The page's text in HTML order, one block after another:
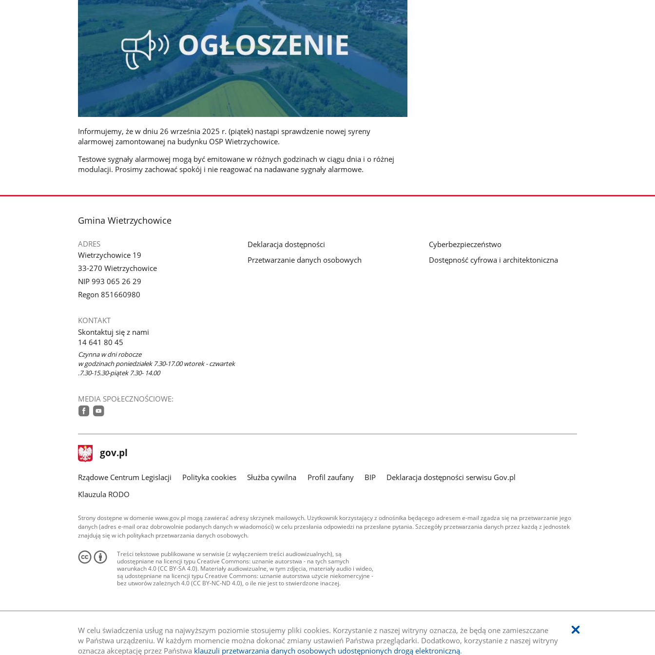
W celu świadczenia usług na najwyższym poziomie stosujemy pliki cookies. Korzystanie z naszej witryny oznacza, że będą one zamieszczane
w Państwa urządzeniu. W każdym momencie można dokonać zmiany ustawień Państwa przeglądarki. Dodatkowo, korzystanie z naszej witryny
oznacza akceptację przez Państwa klauzuli przetwarzania danych osobowych udostępnionych drogą elektroniczną.
Informujemy, że w dniu 26 września 2025 r. (piątek) nastąpi sprawdzenie nowej syreny
alarmowej zamontowanej na budynku OSP Wietrzychowice.
Testowe sygnały alarmowej mogą być emitowane w różnych godzinach w ciągu dnia i o różnej
modulacji. Prosimy zachować spokój i nie reagować na nadawane sygnały alarmowe.
stopka
Gmina Wietrzychowice
ADRES
Wietrzychowice 19
33-270 Wietrzychowice
NIP 993 065 26 29
Regon 851660980
KONTAKT
Skontaktuj się z nami
14 641 80 45
Czynna w dni robocze
w godzinach poniedziałek 7.30-17.00 wtorek - czwartek
.7.30-15.30-piątek 7.30- 14.00
MEDIA SPOŁECZNOŚCIOWE:
Deklaracja dostępności
Przetwarzanie danych osobowych
Cyberbezpieczeństwo
Dostępność cyfrowa i architektoniczna
stopka
gov.pl Strona
gov.pl
Rządowe Centrum Legislacji Polityka cookies Służba cywilna Profil zaufany BIP
Deklaracja dostępności serwisu Gov.pl
Klauzula RODO
Strony dostępne w domenie www.gov.pl mogą zawierać adresy skrzynek mailowych. Użytkownik korzystający z odnośnika będącego adresem e-mail zgadza się na przetwarzanie jego
danych (adres e-mail oraz dobrowolnie podanych danych w wiadomości) w celu przesłania odpowiedzi na przesłane pytania. Szczegóły przetwarzania danych przez każdą z jednostek
znajdują się w ich politykach przetwarzania danych osobowych.
Treści tekstowe publikowane w serwisie (z wyłączeniem treści audiowizualnych), są
udostępniane na licencji typu Creative Commons: uznanie autorstwa - na tych samych
warunkach 4.0 (CC BY-SA 4.0). Materiały audiowizualne, w tym zdjęcia, materiały audio i wideo,
są udostępniane na licencji typu Creative Commons: uznanie autorstwa użycie niekomercyjne -
bez utworów zależnych 4.0 (CC BY-NC-ND 4.0), o ile nie jest to stwierdzone inaczej.